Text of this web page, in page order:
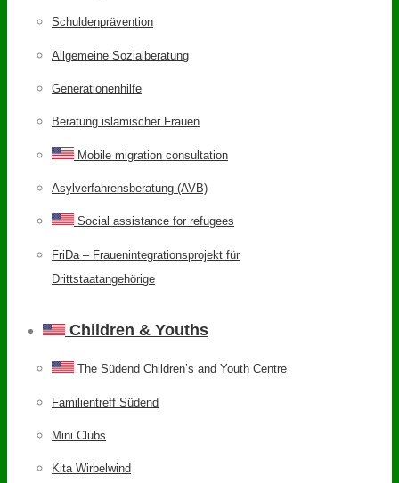
Schuldenprävention
Allgemeine Sozialberatung
Generationenhilfe
Beratung islamischer Frauen
Mobile migration consultation
Asylverfahrensberatung (AVB)
Social assistance for refugees
FriDa – Frauenintegrationsprojekt für
Drittstaatangehörige
Children & Youths
The Südend Children’s and Youth Centre
Familientreff Südend
Mini Clubs
Kita Wirbelwind